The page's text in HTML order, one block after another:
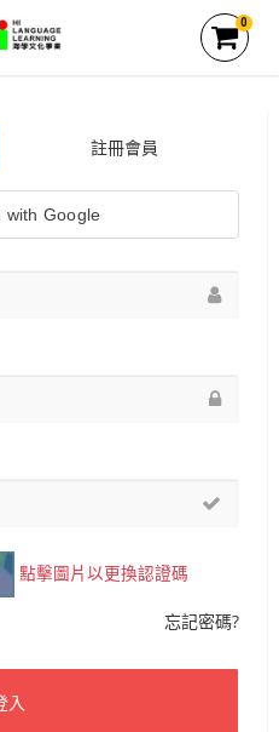
0
註冊會員
with Google
點擊圖片以更換認證碼
忘記密碼?
入